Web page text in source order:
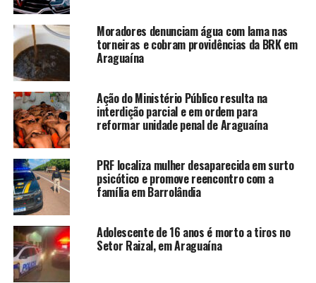
Moradores denunciam água com lama nas
torneiras e cobram providências da BRK em
Araguaína
Ação do Ministério Público resulta na
interdição parcial e em ordem para
reformar unidade penal de Araguaína
PRF localiza mulher desaparecida em surto
psicótico e promove reencontro com a
família em Barrolândia
Adolescente de 16 anos é morto a tiros no
Setor Raizal, em Araguaína